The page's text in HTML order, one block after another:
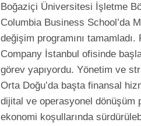
Boğaziçi Üniversitesi İşletme
Columbia Business School’da
değişim programını
Company İstanbul ofisinde
görev yapıyordu. Yönetim ve
Orta Doğu’da başta finansal
dijital ve operasyonel dönüşüm
ekonomi koşullarında